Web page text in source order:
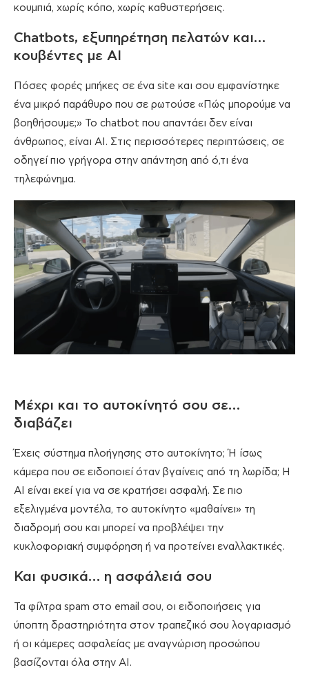
κουμπιά, χωρίς κόπο, χωρίς καθυστερήσεις.
Chatbots, εξυπηρέτηση πελατών και…
κουβέντες με ΑΙ
Πόσες φορές μπήκες σε ένα site και σου εμφανίστηκε
ένα μικρό παράθυρο που σε ρωτούσε «Πώς μπορούμε να
βοηθήσουμε;» Το chatbot που απαντάει δεν είναι
άνθρωπος, είναι AI. Στις περισσότερες περιπτώσεις, σε
οδηγεί πιο γρήγορα στην απάντηση από ό,τι ένα
τηλεφώνημα.
Μέχρι και το αυτοκίνητό σου σε…
διαβάζει
Έχεις σύστημα πλοήγησης στο αυτοκίνητο; Ή ίσως
κάμερα που σε ειδοποιεί όταν βγαίνεις από τη λωρίδα; Η
AI είναι εκεί για να σε κρατήσει ασφαλή. Σε πιο
εξελιγμένα μοντέλα, το αυτοκίνητο «μαθαίνει» τη
διαδρομή σου και μπορεί να προβλέψει την
κυκλοφοριακή συμφόρηση ή να προτείνει εναλλακτικές.
Και φυσικά… η ασφάλειά σου
Τα φίλτρα spam στο email σου, οι ειδοποιήσεις για
ύποπτη δραστηριότητα στον τραπεζικό σου λογαριασμό
ή οι κάμερες ασφαλείας με αναγνώριση προσώπου
βασίζονται όλα στην AI.